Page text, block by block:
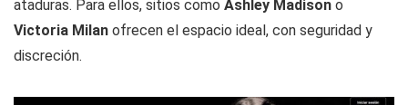
ataduras. Para ellos, sitios como Ashley Madison o
Victoria Milan ofrecen el espacio ideal, con seguridad y
discreción.